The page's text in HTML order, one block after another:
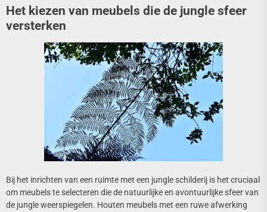
Het kiezen van meubels die de jungle sfeer
versterken
Bij het inrichten van een ruimte met een jungle schilderij is het cruciaal
om meubels te selecteren die de natuurlijke en avontuurlijke sfeer van
de jungle weerspiegelen. Houten meubels met een ruwe afwerking